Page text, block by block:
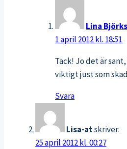
Lina
1 april 2012 kl. 18:51
Tack! Jo det är
viktigt just som
Svara
Lisa-atskriver:
25 april 2012 kl. 00:27